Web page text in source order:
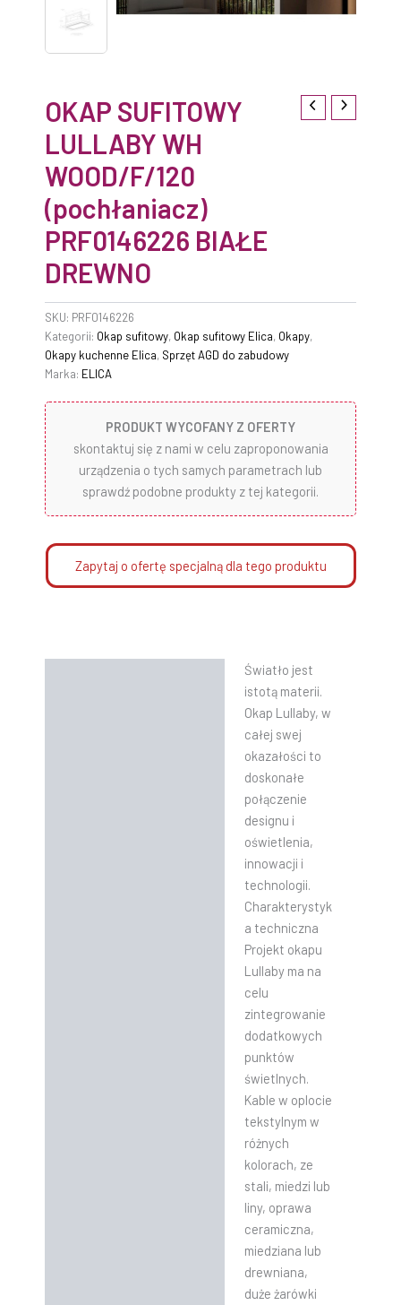
OKAP SUFITOWY
LULLABY WH
WOOD/F/120
(pochłaniacz)
PRF0146226 BIAŁE
DREWNO
SKU: PRF0146226
Kategorii: Okap sufitowy, Okap sufitowy Elica, Okapy,
Okapy kuchenne Elica, Sprzęt AGD do zabudowy
Marka: ELICA
PRODUKT WYCOFANY Z OFERTY
skontaktuj się z nami w celu zaproponowania
urządzenia o tych samych parametrach lub
sprawdź podobne produkty z tej kategorii.
Zapytaj o ofertę specjalną dla tego produktu
Światło jest
istotą materii.
Okap Lullaby, w
całej swej
okazałości to
doskonałe
połączenie
designu i
oświetlenia,
innowacji i
technologii.
Charakterystyk
a techniczna
Projekt okapu
Lullaby ma na
celu
zintegrowanie
dodatkowych
punktów
świetlnych.
Kable w oplocie
tekstylnym w
różnych
kolorach, ze
stali, miedzi lub
liny, oprawa
ceramiczna,
miedziana lub
drewniana,
duże żarówki